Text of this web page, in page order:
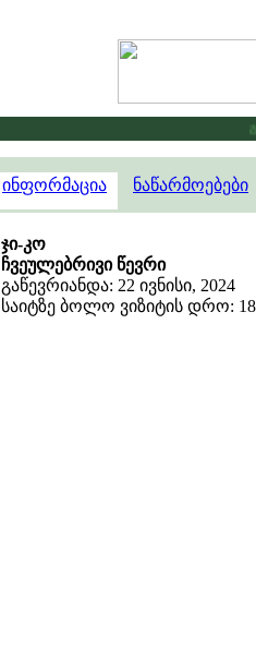
ინფორმაცია ნაწარმოებები
ჯი-კო
ჩვეულებრივი წევრი
გაწევრიანდა: 22 ივნისი, 2024
საიტზე ბოლო ვიზიტის დრო: 18